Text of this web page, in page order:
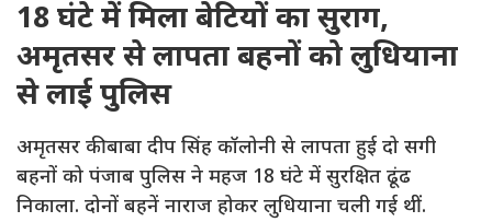
18 घंटे में मिला बेटियों का सुराग,
अमृतसर से लापता बहनों को लुधियाना
से लाई पुलिस
अमृतसर की बाबा दीप सिंह कॉलोनी से लापता हुई दो सगी
बहनों को पंजाब पुलिस ने महज 18 घंटे में सुरक्षित ढूंढ
निकाला. दोनों बहनें नाराज होकर लुधियाना चली गई थीं.